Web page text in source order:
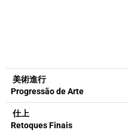
美術進行
Progressão de Arte
仕上
Retoques Finais